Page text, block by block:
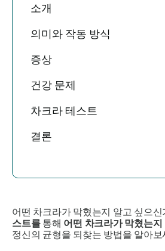
소개
의미와 작동 방식
증상
건강 문제
차크라 테스트
결론
어떤 차크라가 막혔는지 알고 싶으신
스트를통해 어떤 차크라가 막혔는지
정신의 균형을 되찾는 방법을 알아보